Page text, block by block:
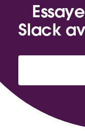
Slack